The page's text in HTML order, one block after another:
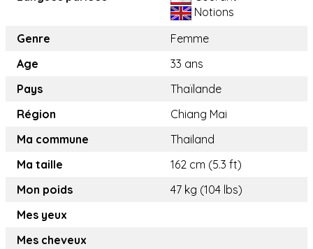
Notions
Genre
Femme
Age
33 ans
Pays
Thaïlande
Région
Chiang Mai
Ma commune
Thailand​
Ma taille
162 cm (5.3 ft)
Mon poids
47 kg (104 lbs)
Mes yeux
Mes cheveux